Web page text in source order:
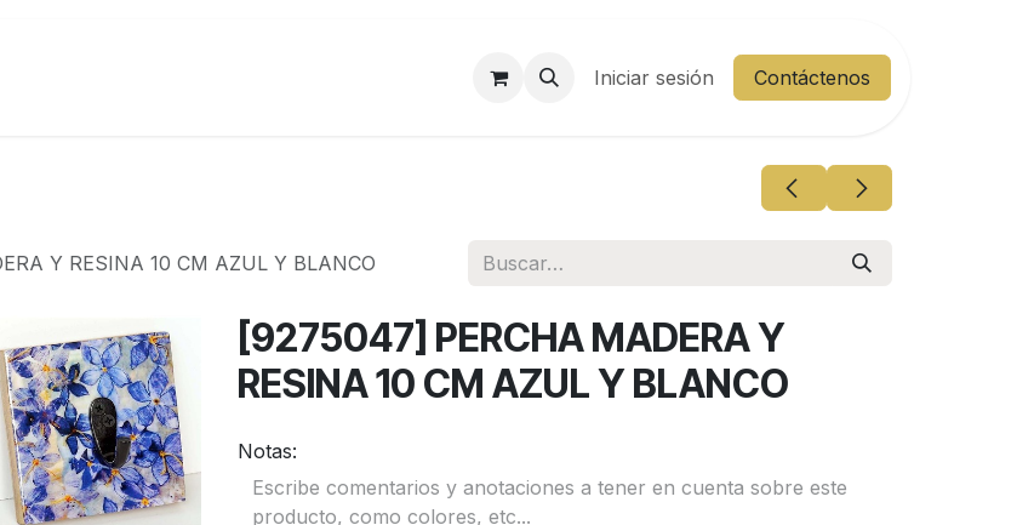
Preguntas Frecuentes Área Cliente
Iniciar sesión Contáctenos
Y RESINA 10 CM AZUL Y BLANCO
[9275047] PERCHA MADERA Y
RESINA 10 CM AZUL Y BLANCO
Notas: